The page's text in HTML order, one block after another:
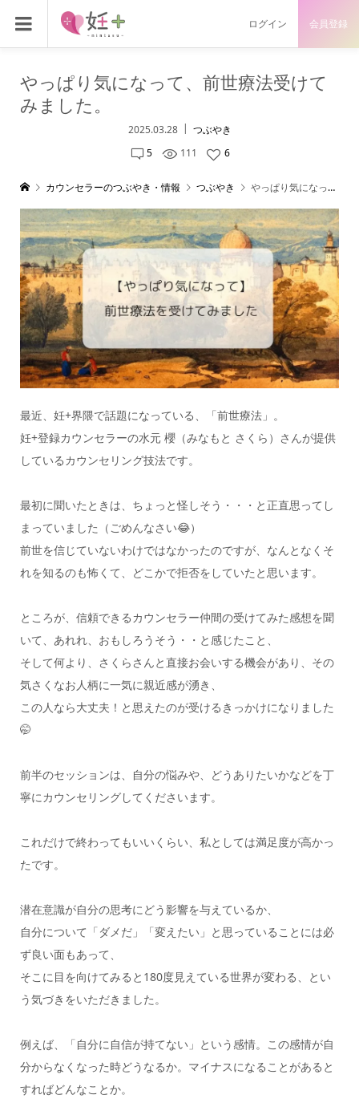
ログイン 会員登録
やっぱり気になって、前世療法受けて
みました。
2025.03.28
つぶやき
5
111 6
カウンセラーのつぶやき・情報 つぶやき やっぱり気になって、前世療法受けてみました。
最近、妊+界隈で話題になっている、「前世療法」。
妊+登録カウンセラーの水元 櫻（みなもと さくら）さんが提供
しているカウンセリング技法です。
最初に聞いたときは、ちょっと怪しそう・・・と正直思ってし
まっていました（ごめんなさい😂）
前世を信じていないわけではなかったのですが、なんとなくそ
れを知るのも怖くて、どこかで拒否をしていたと思います。
ところが、信頼できるカウンセラー仲間の受けてみた感想を聞
いて、あれれ、おもしろうそう・・と感じたこと、
そして何より、さくらさんと直接お会いする機会があり、その
気さくなお人柄に一気に親近感が湧き、
この人なら大丈夫！と思えたのが受けるきっかけになりました
🤭
前半のセッションは、自分の悩みや、どうありたいかなどを丁
寧にカウンセリングしてくださいます。
これだけで終わってもいいくらい、私としては満足度が高かっ
たです。
潜在意識が自分の思考にどう影響を与えているか、
自分について「ダメだ」「変えたい」と思っていることには必
ず良い面もあって、
そこに目を向けてみると180度見えている世界が変わる、とい
う気づきをいただきました。
例えば、「自分に自信が持てない」という感情。この感情が自
分からなくなった時どうなるか。マイナスになることがあると
すればどんなことか。